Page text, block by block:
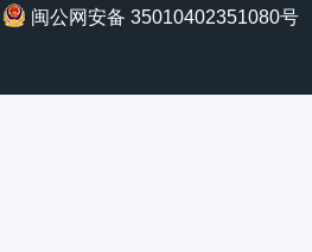
闽公网安备 35010402351080号